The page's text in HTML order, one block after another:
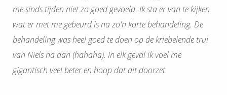
me sinds tijden niet zo goed gevoeld. Ik sta er van te kijken
wat er met me gebeurd is na zo'n korte behandeling. De
behandeling was heel goed te doen op de kriebelende trui
van Niels na dan (hahaha). In elk geval ik voel me
gigantisch veel beter en hoop dat dit doorzet.